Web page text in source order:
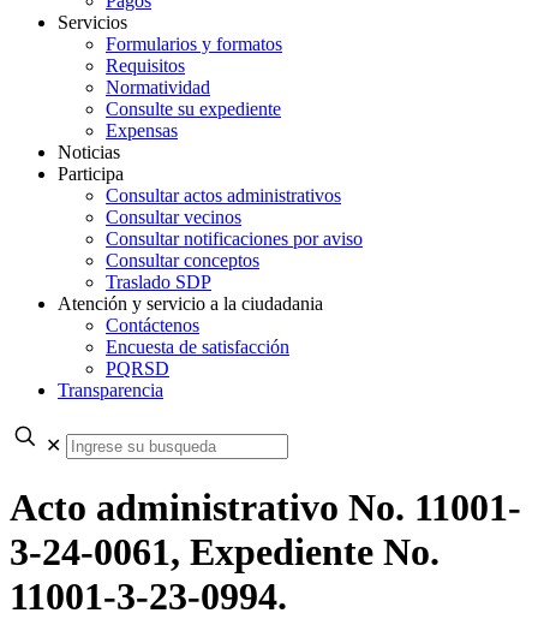
Servicios
Formularios y formatos
Requisitos
Normatividad
Consulte su expediente
Expensas
Noticias
Participa
Consultar actos administrativos
Consultar vecinos
Consultar notificaciones por aviso
Consultar conceptos
Traslado SDP
Atención y servicio a la ciudadania
Contáctenos
Encuesta de satisfacción
PQRSD
Transparencia
✕
Acto administrativo No. 11001-
3-24-0061, Expediente No.
11001-3-23-0994.